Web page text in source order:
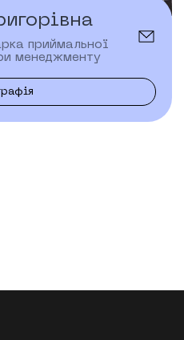
приймальної
менеджменту